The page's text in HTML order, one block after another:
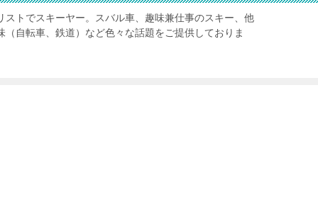
ストでスキーヤー。スバル車、趣味兼仕事のスキー、他
（自転車、鉄道）など色々な話題をご提供しておりま